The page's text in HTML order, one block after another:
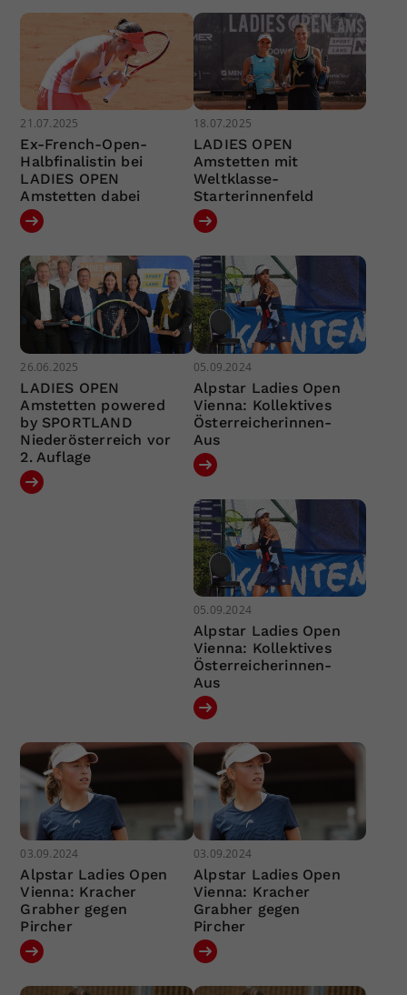
21.07.2025
Ex-French-Open-
Halbfinalistin bei
LADIES OPEN
Amstetten dabei
18.07.2025
LADIES OPEN
Amstetten mit
Weltklasse-
Starterinnenfeld
26.06.2025
LADIES OPEN
Amstetten powered
by SPORTLAND
Niederösterreich vor
2. Auflage
05.09.2024
Alpstar Ladies Open
Vienna: Kollektives
Österreicherinnen-
Aus
05.09.2024
Alpstar Ladies Open
Vienna: Kollektives
Österreicherinnen-
Aus
03.09.2024
Alpstar Ladies Open
Vienna: Kracher
Grabher gegen
Pircher
03.09.2024
Alpstar Ladies Open
Vienna: Kracher
Grabher gegen
Pircher